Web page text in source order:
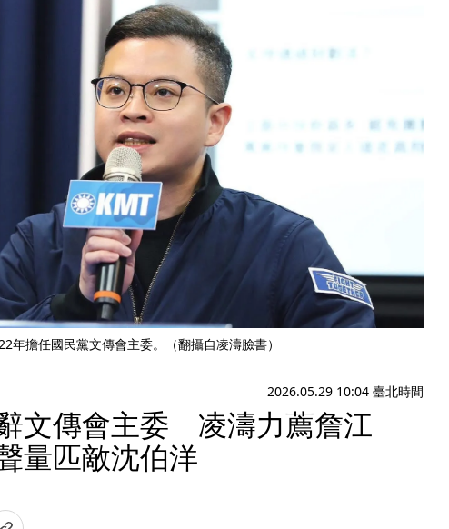
年擔任國民黨文傳會主委。（翻攝自凌濤臉書）
2026.05.29 10:04 臺北時間
文傳會主委 凌濤力薦詹江
量匹敵沈伯洋